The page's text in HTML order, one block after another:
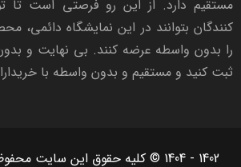
مستقیم دارد. از این رو فرصتی است تا
کنندگان بتوانند در این نمایشگاه دائمی،
را بدون واسطه عرضه کنند. بی نهایت و بدون
ثبت کنید و مستقیم و بدون واسطه با خریداران
1402 - 1404 © کلیه حقوق این سایت